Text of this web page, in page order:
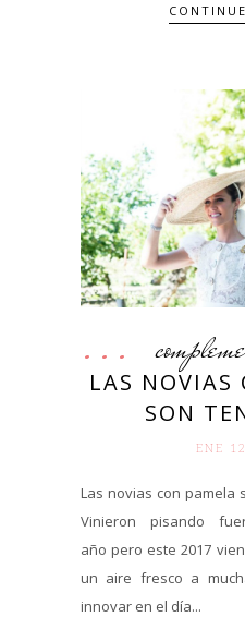
LAS NOVIAS
SON
ENE
Las novias con pamela
Vinieron pisando
año pero este 2017
un aire fresco a
innovar en el día...